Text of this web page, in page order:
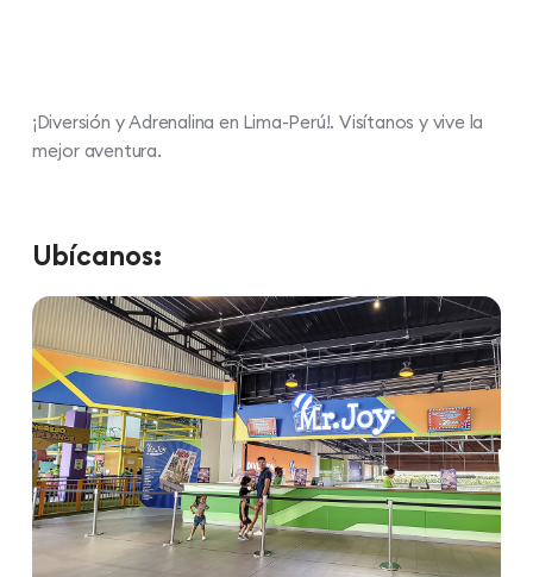
¡Diversión y Adrenalina en Lima-Perú!. Visítanos y vive la
mejor aventura.
Ubícanos: